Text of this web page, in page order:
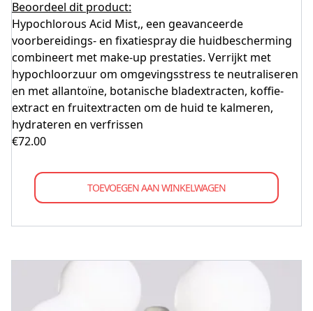
Beoordeel dit product:
Hypochlorous Acid Mist,, een geavanceerde
voorbereidings- en fixatiespray die huidbescherming
combineert met make-up prestaties. Verrijkt met
hypochloorzuur om omgevingsstress te neutraliseren
en met allantoïne, botanische bladextracten, koffie-
extract en fruitextracten om de huid te kalmeren,
hydrateren en verfrissen
€72.00
TOEVOEGEN AAN WINKELWAGEN